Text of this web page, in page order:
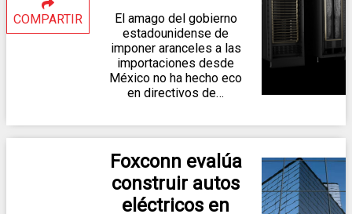
COMPARTIR
El amago del gobierno
estadounidense de
imponer aranceles a las
importaciones desde
México no ha hecho eco
en directivos de…
Foxconn evalúa
construir autos
eléctricos en